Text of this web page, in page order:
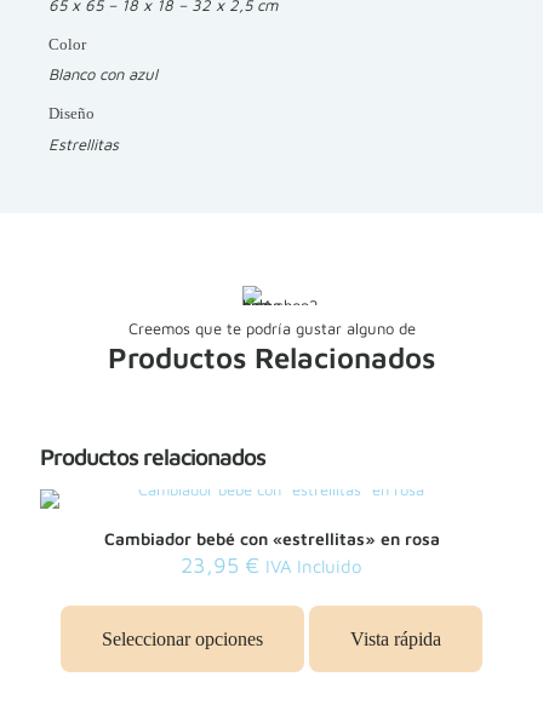
65 x 65 – 18 x 18 – 32 x 2,5 cm
Color
Blanco con azul
Diseño
Estrellitas
Productos Relacionados
Creemos que te podría gustar alguno de
Productos relacionados
Cambiador bebé con «estrellitas» en rosa
23,95 € IVA Incluido
Seleccionar opciones Vista rápida